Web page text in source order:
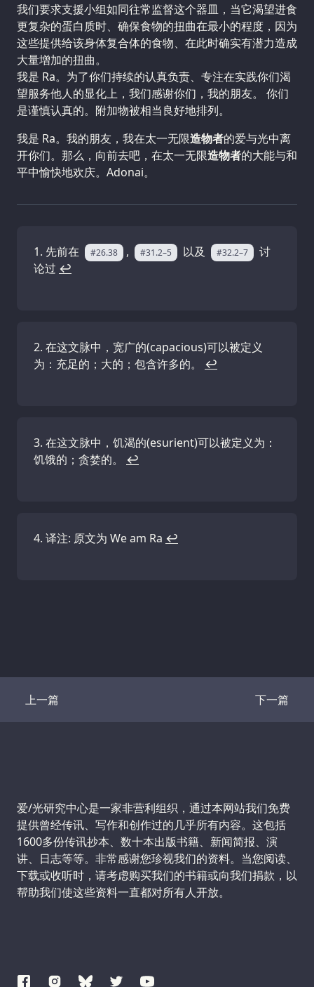
我们要求支援小组如同往常监督这个器皿，当它渴望进食
更复杂的蛋白质时、确保食物的扭曲在最小的程度，因为
这些提供给该身体复合体的食物、在此时确实有潜力造成
大量增加的扭曲。
我是 Ra。为了你们持续的认真负责、专注在实践你们渴
望服务他人的显化上，我们感谢你们，我的朋友。 你们
是谨慎认真的。附加物被相当良好地排列。
我是 Ra。我的朋友，我在太一无限造物者的爱与光中离
开你们。那么，向前去吧，在太一无限造物者的大能与和
平中愉快地欢庆。Adonai。
先前在 #26.38 , #31.2–5 以及 #32.2–7
讨
论过 ↩
在这文脉中，宽广的(capacious)可以被定义
为：充足的；大的；包含许多的。 ↩
在这文脉中，饥渴的(esurient)可以被定义为：
饥饿的；贪婪的。 ↩
译注: 原文为 We am Ra ↩
上一篇
Transcript 下一篇
Transcript
Support us:
爱/光研究中心是一家非营利组织，通过本网站我们免费
提供曾经传讯、写作和创作过的几乎所有内容。这包括
1600多份传讯抄本、数十本出版书籍、新闻简报、演
讲、日志等等。非常感谢您珍视我们的资料。当您阅读、
下载或收听时，请考虑购买我们的书籍或向我们捐款，以
帮助我们使这些资料一直都对所有人开放。